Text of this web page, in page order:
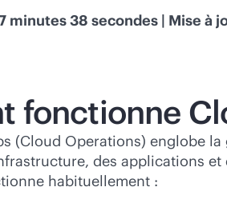
minutes 38 secondes | Mise à
fonctionne
(Cloud Operations) englobe la
des applications
habituellement :